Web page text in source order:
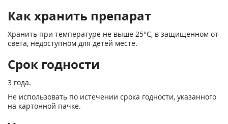
Как хранить препарат
Хранить при температуре не выше 25°С, в защищенном от
света, недоступном для детей месте.
Срок годности
3 года.
Не использовать по истечении срока годности, указанного
на картонной пачке.